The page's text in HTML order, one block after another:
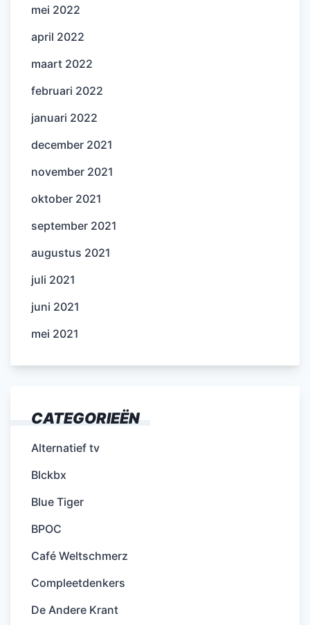
mei 2022
april 2022
maart 2022
februari 2022
januari 2022
december 2021
november 2021
oktober 2021
september 2021
augustus 2021
juli 2021
juni 2021
mei 2021
CATEGORIEËN
Alternatief tv
Blckbx
Blue Tiger
BPOC
Café Weltschmerz
Compleetdenkers
De Andere Krant